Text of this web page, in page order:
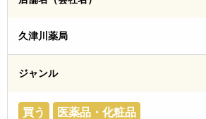
久津川薬局
ジャンル
買う 医薬品・化粧品